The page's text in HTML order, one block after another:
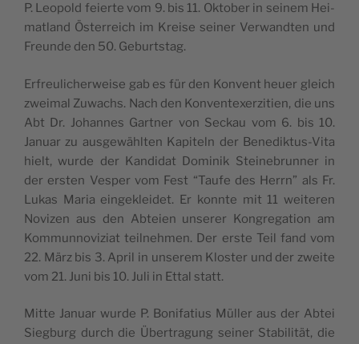
P. Leo­pold feier­te vom 9. bis 11. Okto­ber in sei­nem Hei­
matland Öste­rreich im Krei­se sei­ner Ver­wand­ten und
Freun­de den 50. Geburtstag.
Erfreu­li­cher­wei­se gab es für den Kon­vent heuer gleich
zwei­mal Zuwachs. Nach den Kon­ven­te­xer­zi­tien, die uns
Abt Dr. Johan­nes Gart­ner von Sec­kau vom 6. bis 10.
Januar zu aus­ge­wähl­ten Kapi­teln der Bene­dik­tus-Vita
hielt, wur­de der Kan­di­dat Domi­nik Stei­ne­brun­ner in
der ers­ten Ves­per vom Fest “Tau­fe des Herrn” als Fr.
Lukas Maria ein­ge­klei­det. Er konn­te mit 11 wei­te­ren
Novi­zen aus den Abteien unse­rer Kon­gre­ga­tion am
Kom­mun­no­vi­ziat teil­neh­men. Der ers­te Teil fand vom
22. März bis 3. April in unse­rem Klos­ter und der zwei­te
vom 21. Juni bis 10. Juli in Ettal statt.
Mit­te Januar wur­de P. Boni­fa­tius Müller aus der Abtei
Sieg­burg durch die Über­tra­gung sei­ner Sta­bi­li­tät, die